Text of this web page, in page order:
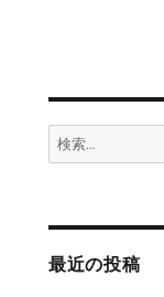
検
索:
最近の投稿